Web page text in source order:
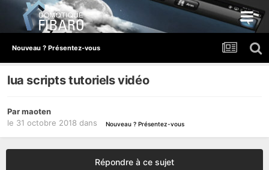
Nouveau ? Présentez-vous
lua scripts tutoriels vidéo
Parmaoten
le 31 octobre 2018 dans Nouveau ? Présentez-vous
Répondre à ce sujet